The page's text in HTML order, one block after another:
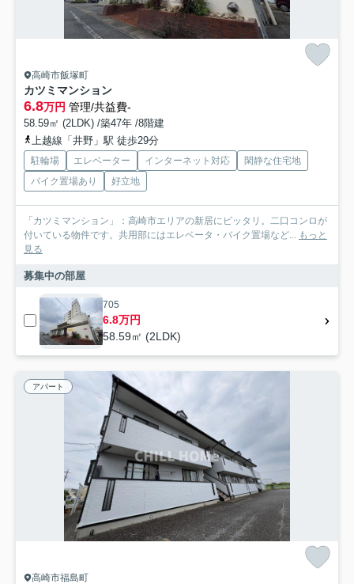
高崎市飯塚町
カツミマンション
6.8万円 管理/共益費-
58.59㎡ (2LDK) /築47年 /8階建
上越線「井野」駅 徒歩29分
駐輪場 エレベーター インターネット対応
閑静な住宅地
バイク置場あり
好立地
「カツミマンション」：高崎市エリアの新居にピッタリ。二口コンロが
付いている物件です。共用部にはエレベータ・バイク置場など...
もっと
見る
募集中の部屋
705
6.8万円
58.59㎡ (2LDK)
アパート
高崎市福島町